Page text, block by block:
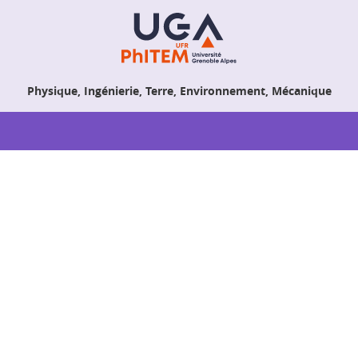
Physique, Ingénierie, Terre, Environnement, Mécanique